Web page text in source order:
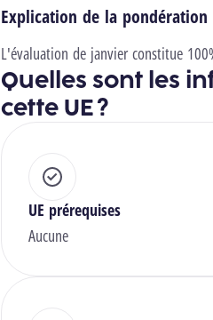
Explication de la
L'évaluation de janvier constitue
Quelles sont les
cette UE ?
UE prérequises
Aucune